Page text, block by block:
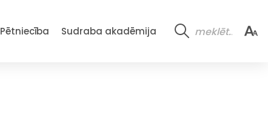
Pētniecība Sudraba akadēmija